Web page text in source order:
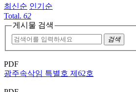
최신순 인기순
Total. 62
게시물 검색
검색
PDF
광주속삭임 특별호 제62호